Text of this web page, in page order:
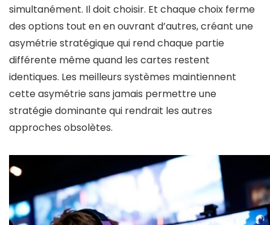
simultanément. Il doit choisir. Et chaque choix ferme
des options tout en en ouvrant d’autres, créant une
asymétrie stratégique qui rend chaque partie
différente même quand les cartes restent
identiques. Les meilleurs systèmes maintiennent
cette asymétrie sans jamais permettre une
stratégie dominante qui rendrait les autres
approches obsolètes.